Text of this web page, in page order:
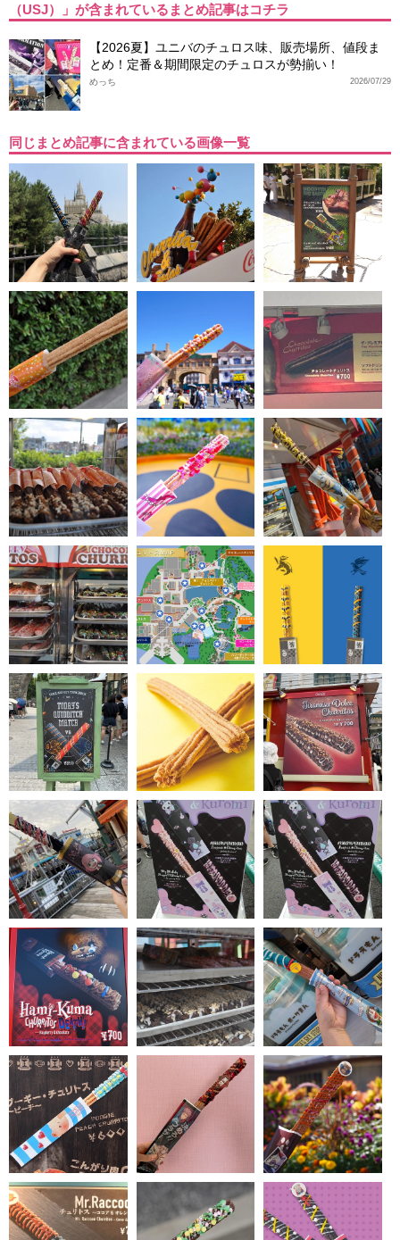
（USJ）」が含まれているまとめ記事はコチラ
【2026夏】ユニバのチュロス味、販売場所、値段ま
とめ！定番＆期間限定のチュロスが勢揃い！
2026/07/29
めっち
同じまとめ記事に含まれている画像一覧